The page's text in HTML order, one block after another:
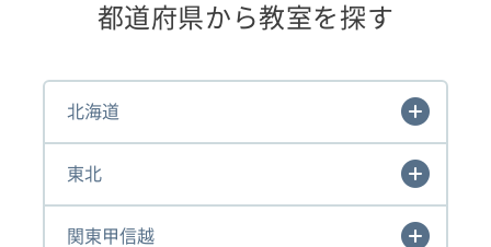
都道府県から教室を探す
北海道
東北
関東甲信越